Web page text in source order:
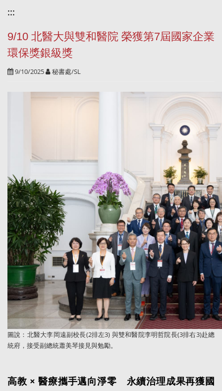
:::
9/10 北醫大與雙和醫院 榮獲第7屆國家企業
環保獎銀級獎
9/10/2025 秘書處/SL
圖說 ： 北醫大李岡遠副校長(2排左3) 與雙和醫院李明哲院長(3排右3)赴總
統府，接受副總統蕭美琴接見與勉勵。
高教 × 醫療攜手邁向淨零 永續治理成果再獲國